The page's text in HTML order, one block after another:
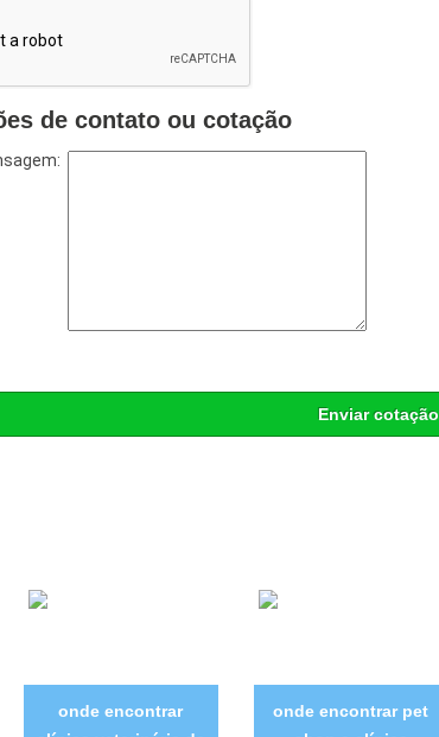
de contato ou cotação
Enviar cotação
onde encontrar
onde encontrar pet